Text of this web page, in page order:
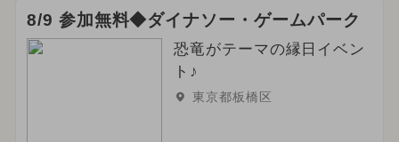
8/9 参加無料◆ダイナソー・ゲームパーク
恐竜がテーマの縁日イベン
ト♪
東京都板橋区